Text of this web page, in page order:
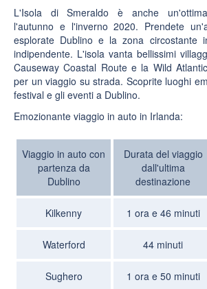
L'Isola di Smeraldo è anche
l'autunno e l'inverno 2020. Prendete
esplorate Dublino e la zona circostante
indipendente. L'isola vanta bellissimi
Causeway Coastal Routee la Wild
per un viaggio su strada. Scoprite luoghi
festival e gli eventi a Dublino.
Emozionante viaggio in auto in Irlanda:
Viaggio in auto con
partenza da
Dublino
Durata del viaggio
dall'ultima
destinazione
Kilkenny 1 ora e 46 minuti
Waterford 44 minuti
Sughero 1 ora e 50 minuti